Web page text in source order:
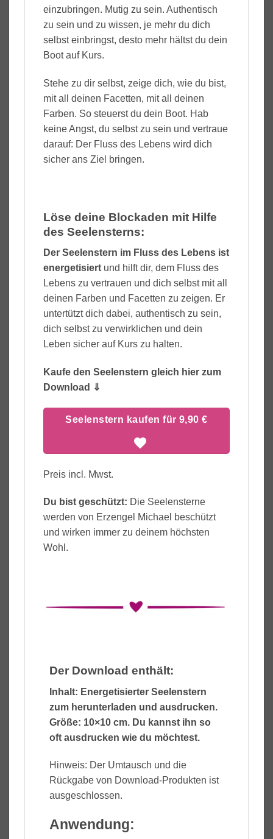
einzubringen. Mutig zu sein. Authentisch
zu sein und zu wissen, je mehr du dich
selbst einbringst, desto mehr hältst du dein
Boot auf Kurs.
Stehe zu dir selbst, zeige dich, wie du bist,
mit all deinen Facetten, mit all deinen
Farben. So steuerst du dein Boot. Hab
keine Angst, du selbst zu sein und vertraue
darauf: Der Fluss des Lebens wird dich
sicher ans Ziel bringen.
Löse deine Blockaden mit Hilfe
des Seelensterns:
Der Seelenstern im Fluss des Lebens ist
energetisiert und hilft dir, dem Fluss des
Lebens zu vertrauen und dich selbst mit all
deinen Farben und Facetten zu zeigen. Er
untertützt dich dabei, authentisch zu sein,
dich selbst zu verwirklichen und dein
Leben sicher auf Kurs zu halten.
Kaufe den Seelenstern gleich hier zum
Download ⇓
Seelenstern kaufen für 9,90 €
Preis incl. Mwst.
Du bist geschützt: Die Seelensterne
werden von Erzengel Michael beschützt
und wirken immer zu deinem höchsten
Wohl.
Der Download enthält:
Inhalt: Energetisierter Seelenstern
zum herunterladen und ausdrucken.
Größe: 10×10 cm. Du kannst ihn so
oft ausdrucken wie du möchtest.
Hinweis: Der Umtausch und die
Rückgabe von Download-Produkten ist
ausgeschlossen.
Anwendung: